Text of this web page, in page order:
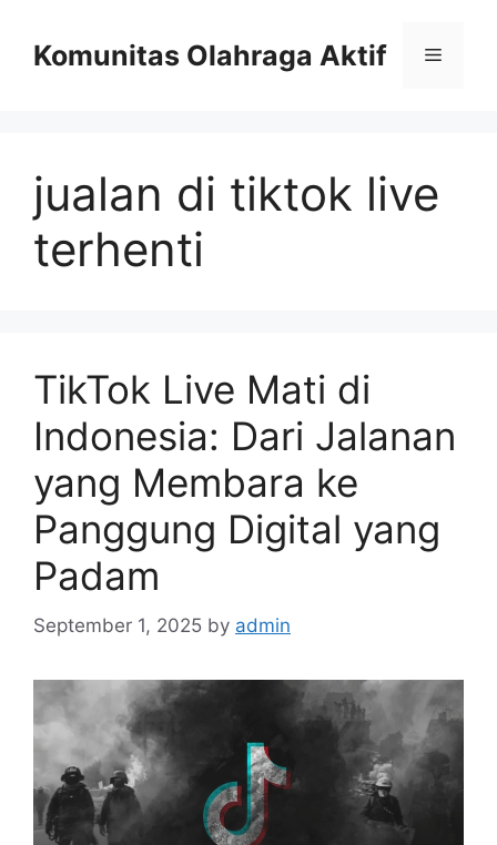
contentKomunitas Olahraga Aktif Menu
jualan di tiktok live
terhenti
TikTok Live Mati di
Indonesia: Dari Jalanan
yang Membara ke
Panggung Digital yang
Padam
September 1, 2025 by admin